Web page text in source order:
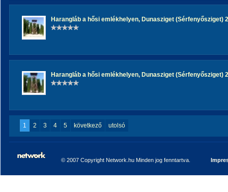
Harangláb a hősi emlékhelyen, Dunasziget (Sérfenyősziget)
Harangláb a hősi emlékhelyen, Dunasziget (Sérfenyősziget)
1 2 3 4 5 következő utolsó
© 2007 Copyright Network.hu Minden jog fenntartva.